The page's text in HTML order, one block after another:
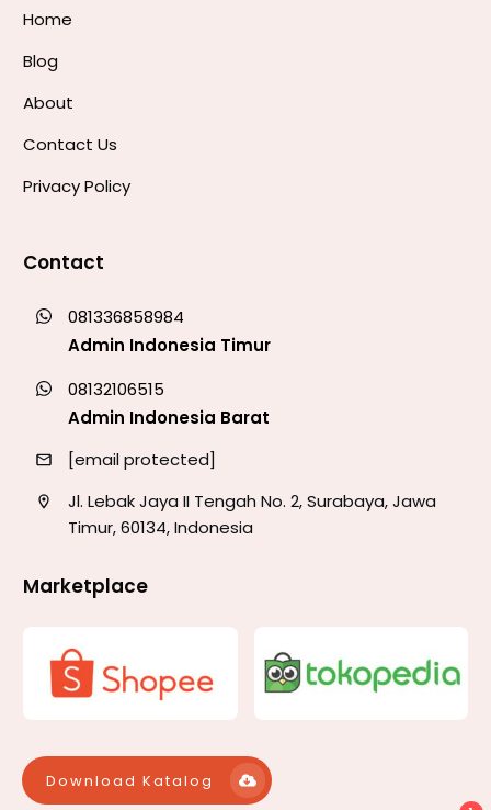
Home
Blog
About
Contact Us
Privacy Policy
Contact
081336858984
Admin Indonesia Timur
08132106515
Admin Indonesia Barat
[email protected]
Jl. Lebak Jaya II Tengah No. 2, Surabaya, Jawa
Timur, 60134, Indonesia
Marketplace
Download Katalog